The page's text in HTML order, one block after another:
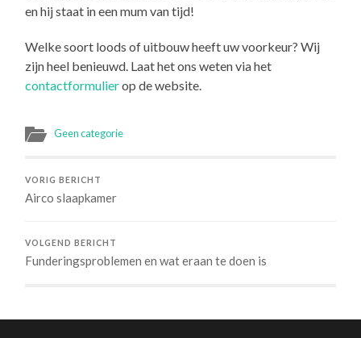
en hij staat in een mum van tijd!
Welke soort loods of uitbouw heeft uw voorkeur? Wij
zijn heel benieuwd. Laat het ons weten via het
contactformulierop de website.
Geen categorie
VORIG BERICHT
Airco slaapkamer
VOLGEND BERICHT
Funderingsproblemen en wat eraan te doen is